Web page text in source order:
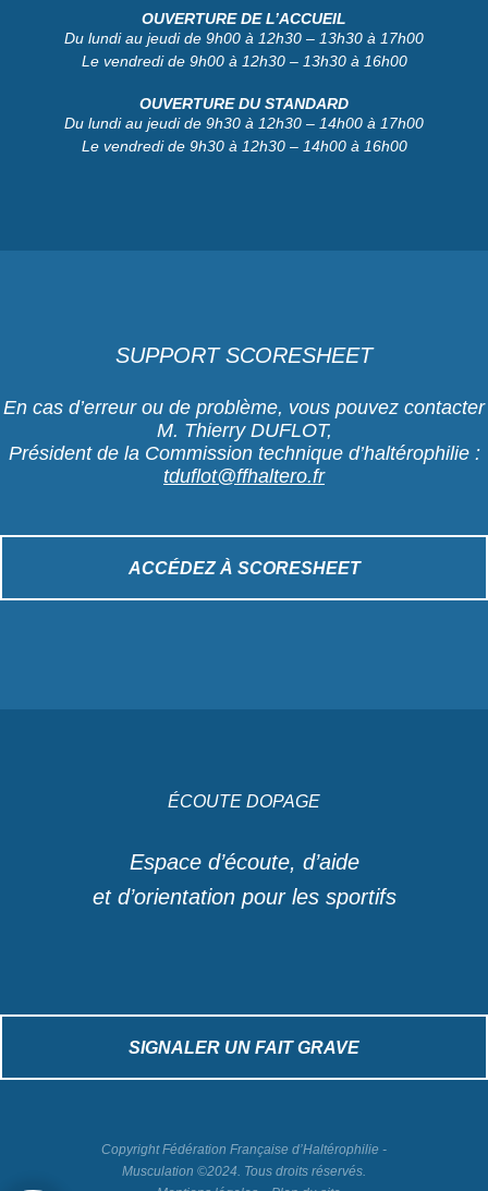
OUVERTURE DE L’ACCUEIL
Du lundi au jeudi de 9h00 à 12h30 – 13h30 à 17h00
Le vendredi de 9h00 à 12h30 – 13h30 à 16h00
OUVERTURE DU STANDARD
Du lundi au jeudi de 9h30 à 12h30 – 14h00 à 17h00
Le vendredi de 9h30 à 12h30 – 14h00 à 16h00
SUPPORT SCORESHEET
En cas d’erreur ou de problème, vous pouvez contacter
M. Thierry DUFLOT,
Président de la Commission technique d’haltérophilie :
tduflot@ffhaltero.fr
ACCÉDEZ À SCORESHEET
ÉCOUTE DOPAGE
Espace d’écoute, d’aide
et d’orientation pour les sportifs
SIGNALER UN FAIT GRAVE
Copyright Fédération Française d’Haltérophilie -
Musculation ©2024. Tous droits réservés.